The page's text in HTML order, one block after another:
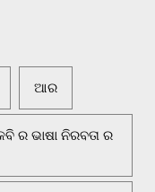
ଆର
ର ଭାଷା ନିରବତା ର